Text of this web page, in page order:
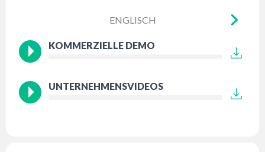
ENGLISCH
KOMMERZIELLE DEMO
UNTERNEHMENSVIDEOS